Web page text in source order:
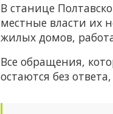
В станице
местные власти их
жилых домов,
Все обращения,
остаются без